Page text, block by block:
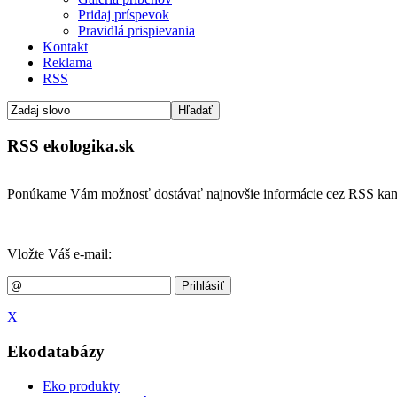
Pridaj príspevok
Pravidlá prispievania
Kontakt
Reklama
RSS
RSS ekologika.sk
Ponúkame Vám možnosť dostávať najnovšie informácie cez RSS
Vložte Váš e-mail:
X
Ekodatabázy
Eko produkty